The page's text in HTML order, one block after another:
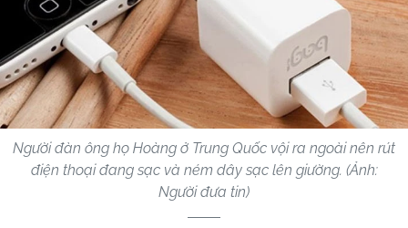
Người đàn ông họ Hoàng ở Trung Quốc vội ra ngoài nên rút
điện thoại đang sạc và ném dây sạc lên giường. (Ảnh:
Người đưa tin)